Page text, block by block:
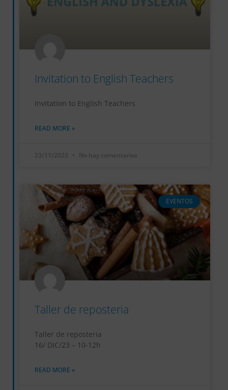
Invitation to English Teachers
Invitation to English Teachers
READ MORE »
23/11/2023 No hay comentarios
EVENTOS
Taller de reposteria
Taller de reposteria
16/ DIC/23 – 10-12h
READ MORE »